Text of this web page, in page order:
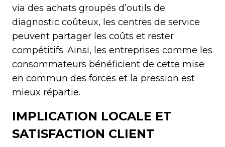
via des achats groupés d’outils de
diagnostic coûteux, les centres de service
peuvent partager les coûts et rester
compétitifs. Ainsi, les entreprises comme les
consommateurs bénéficient de cette mise
en commun des forces et la pression est
mieux répartie.
IMPLICATION LOCALE ET
SATISFACTION CLIENT